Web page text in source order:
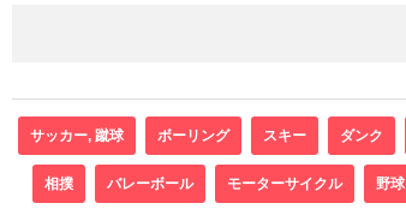
サッカー, 蹴球 ボーリング スキー ダンク
相撲 バレーボール モーターサイクル 野球